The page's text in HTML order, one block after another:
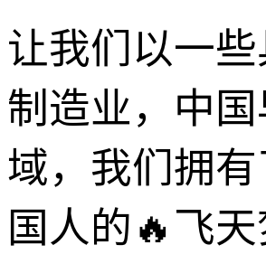
让我们以一
制造业，中
域，我们拥
国人的🔥飞